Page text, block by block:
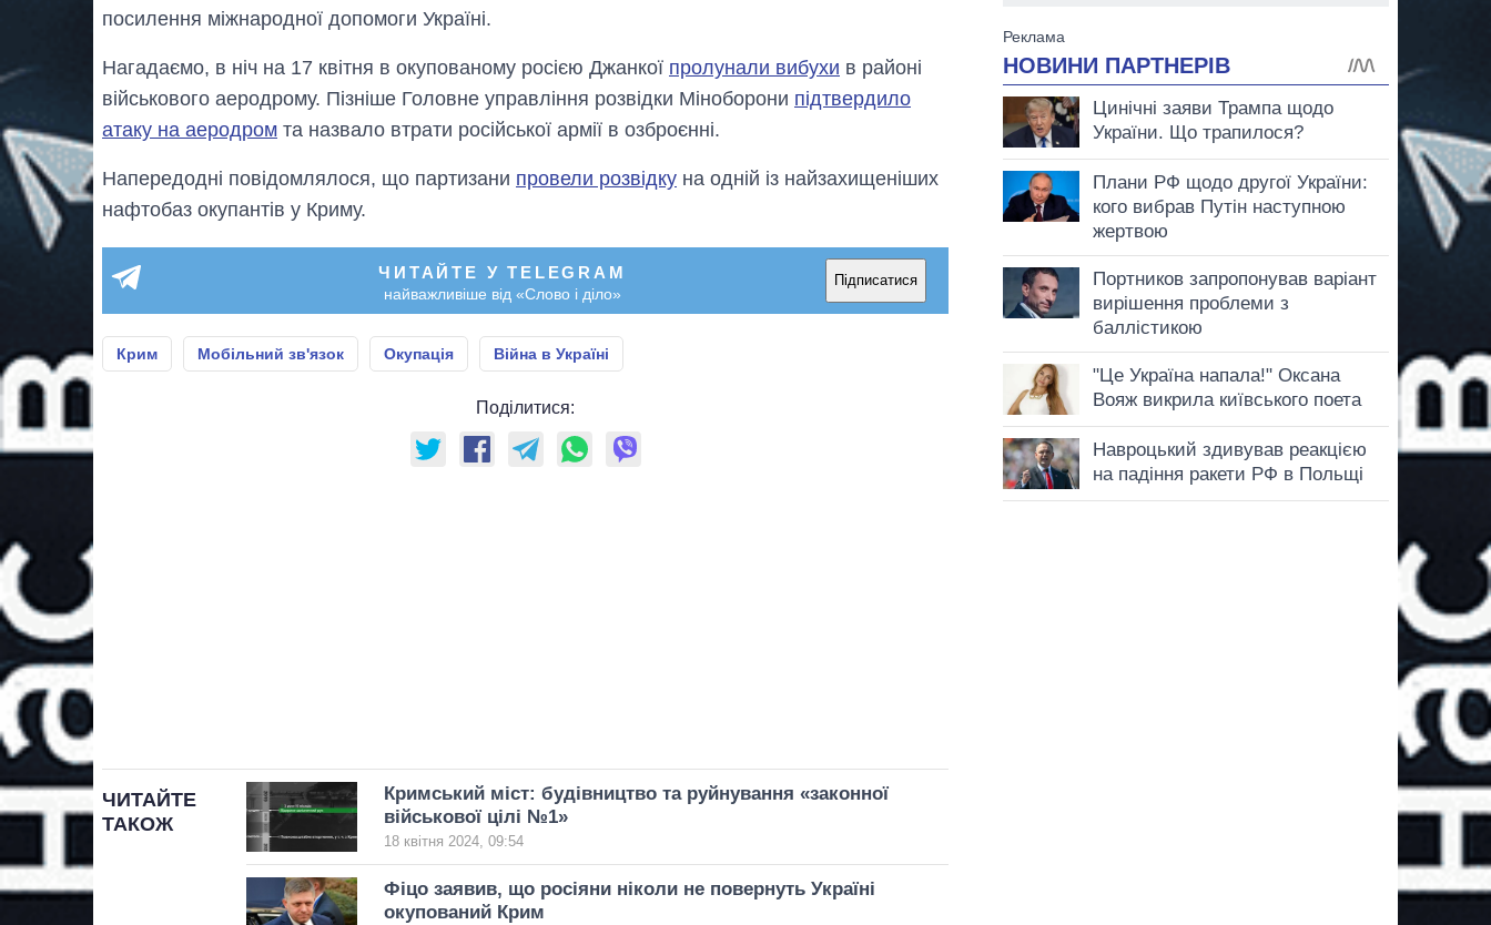
посилення міжнародної допомоги Україні.
Нагадаємо, в ніч на 17 квітня в окупованому росією Джанкої пролунали вибухи в районі
військового аеродрому. Пізніше Головне управління розвідки Міноборони підтвердило
атаку на аеродром та назвало втрати російської армії в озброєнні.
Напередодні повідомлялося, що партизани провели розвідку на одній із найзахищеніших
нафтобаз окупантів у Криму.
ЧИТАЙТЕ У TELEGRAM
найважливіше від «Слово і діло»
Підписатися
Крим Мобільний зв'язок Окупація Війна в Україні
Поділитися:
ЧИТАЙТЕ
ТАКОЖ
Кримський міст: будівництво та руйнування «законної
військової цілі №1»
18 квітня 2024, 09:54
Фіцо заявив, що росіяни ніколи не повернуть Україні
окупований Крим